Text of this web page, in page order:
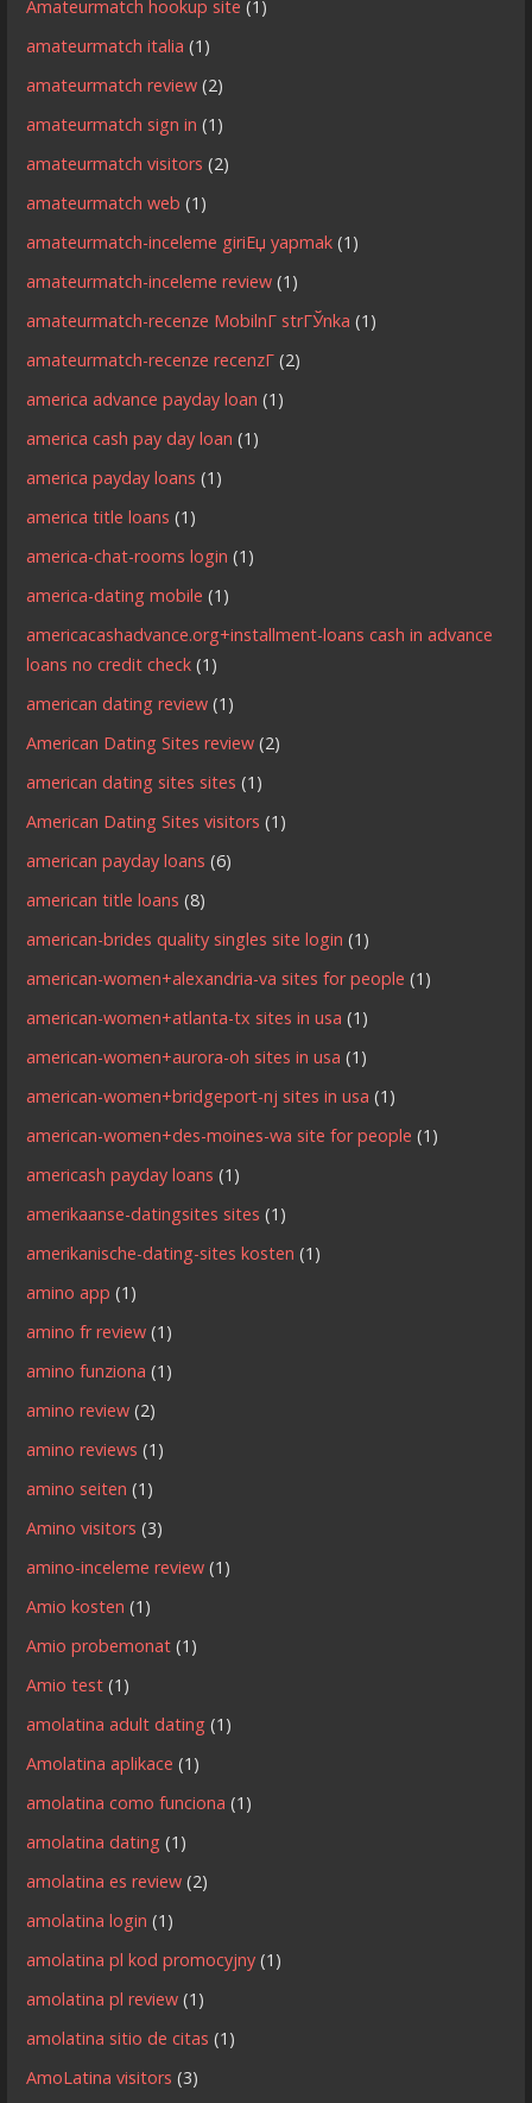
Amateurmatch hookup site (1)
amateurmatch italia (1)
amateurmatch review (2)
amateurmatch sign in (1)
amateurmatch visitors (2)
amateurmatch web (1)
amateurmatch-inceleme giriЕџ yapmak (1)
amateurmatch-inceleme review (1)
amateurmatch-recenze MobilnГ­ strГЎnka (1)
amateurmatch-recenze recenzГ­ (2)
america advance payday loan (1)
america cash pay day loan (1)
america payday loans (1)
america title loans (1)
america-chat-rooms login (1)
america-dating mobile (1)
americacashadvance.org+installment-loans cash in advance
loans no credit check (1)
american dating review (1)
American Dating Sites review (2)
american dating sites sites (1)
American Dating Sites visitors (1)
american payday loans (6)
american title loans (8)
american-brides quality singles site login (1)
american-women+alexandria-va sites for people (1)
american-women+atlanta-tx sites in usa (1)
american-women+aurora-oh sites in usa (1)
american-women+bridgeport-nj sites in usa (1)
american-women+des-moines-wa site for people (1)
americash payday loans (1)
amerikaanse-datingsites sites (1)
amerikanische-dating-sites kosten (1)
amino app (1)
amino fr review (1)
amino funziona (1)
amino review (2)
amino reviews (1)
amino seiten (1)
Amino visitors (3)
amino-inceleme review (1)
Amio kosten (1)
Amio probemonat (1)
Amio test (1)
amolatina adult dating (1)
Amolatina aplikace (1)
amolatina como funciona (1)
amolatina dating (1)
amolatina es review (2)
amolatina login (1)
amolatina pl kod promocyjny (1)
amolatina pl review (1)
amolatina sitio de citas (1)
AmoLatina visitors (3)